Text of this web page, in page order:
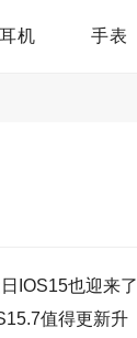
耳机 手表
IOS15也迎来了
值得更新升